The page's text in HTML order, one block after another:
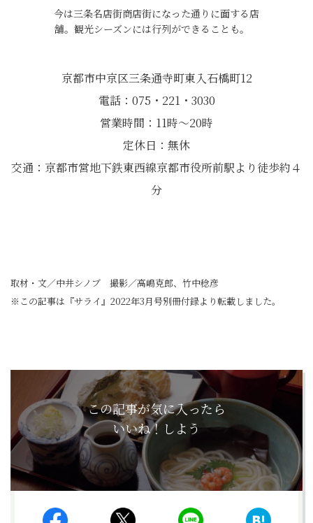
今は三条名店街商店街になった通りに面する店
舗。観光シーズンには行列ができることも。
京都市中京区三条通寺町東入石橋町12
電話：075・221・3030
営業時間：11時～20時
定休日：無休
交通：京都市営地下鉄東西線京都市役所前駅より徒歩約４
分
取材・文／中井シノブ 撮影／高嶋克郎、竹中稔彦
※この記事は『サライ』2022年3月号別冊付録より転載しました。
この記事が気に入ったら
いいね！しよう